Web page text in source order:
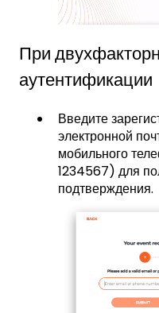
При
аутентификации
Введите
электронной
мобильного
1234567) для
подтверждения.